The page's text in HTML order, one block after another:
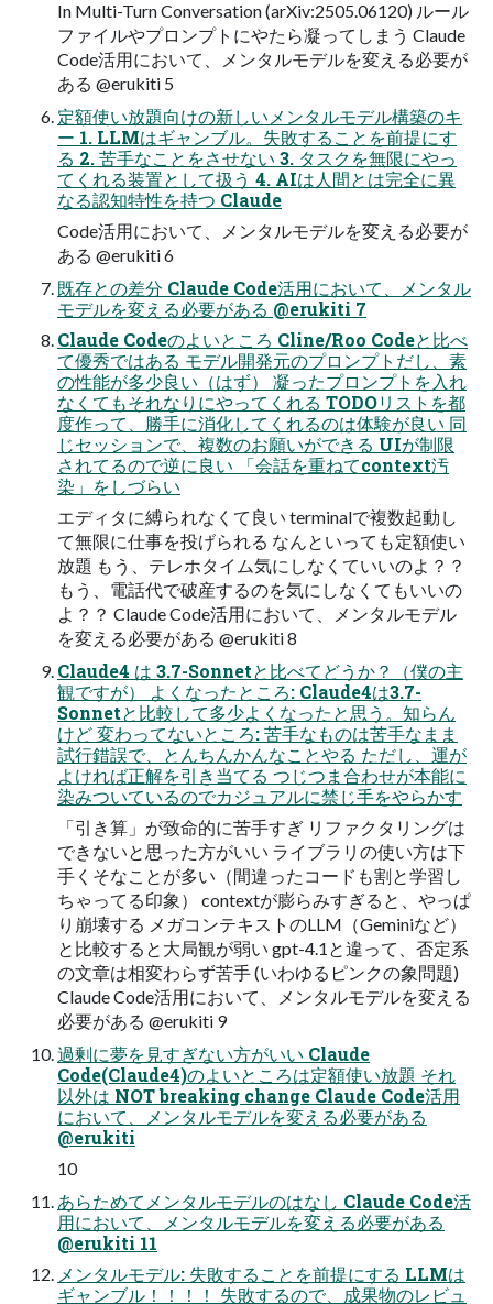
In Multi-Turn Conversation (arXiv:2505.06120) ルール
ファイルやプロンプトにやたら凝ってしまう Claude
Code活用において、メンタルモデルを変える必要が
ある @erukiti 5
定額使い放題向けの新しいメンタルモデル構築のキ
ー 1. LLMはギャンブル。失敗することを前提にす
る 2. 苦手なことをさせない 3. タスクを無限にやっ
てくれる装置として扱う 4. AIは人間とは完全に異
なる認知特性を持つ Claude
Code活用において、メンタルモデルを変える必要が
ある @erukiti 6
既存との差分 Claude Code活用において、メンタル
モデルを変える必要がある @erukiti 7
Claude Codeのよいところ Cline/Roo Codeと比べ
て優秀ではある モデル開発元のプロンプトだし、素
の性能が多少良い（はず） 凝ったプロンプトを入れ
なくてもそれなりにやってくれる TODOリストを都
度作って、勝手に消化してくれるのは体験が良い 同
じセッションで、複数のお願いができる UIが制限
されてるので逆に良い 「会話を重ねてcontext汚
染」をしづらい
エディタに縛られなくて良い terminalで複数起動し
て無限に仕事を投げられる なんといっても定額使い
放題 もう、テレホタイム気にしなくていいのよ？？
もう、電話代で破産するのを気にしなくてもいいの
よ？？ Claude Code活用において、メンタルモデル
を変える必要がある @erukiti 8
Claude4 は 3.7-Sonnetと比べてどうか？（僕の主
観ですが） よくなったところ: Claude4は3.7-
Sonnetと比較して多少よくなったと思う。知らん
けど 変わってないところ: 苦手なものは苦手なまま
試行錯誤で、とんちんかんなことやる ただし、運が
よければ正解を引き当てる つじつま合わせが本能に
染みついているのでカジュアルに禁じ手をやらかす
「引き算」が致命的に苦手すぎ リファクタリングは
できないと思った方がいい ライブラリの使い方は下
手くそなことが多い（間違ったコードも割と学習し
ちゃってる印象） contextが膨らみすぎると、やっぱ
り崩壊する メガコンテキストのLLM（Geminiなど）
と比較すると大局観が弱い gpt-4.1と違って、否定系
の文章は相変わらず苦手 (いわゆるピンクの象問題)
Claude Code活用において、メンタルモデルを変える
必要がある @erukiti 9
過剰に夢を見すぎない方がいい Claude
Code(Claude4)のよいところは定額使い放題 それ
以外は NOT breaking change Claude Code活用
において、メンタルモデルを変える必要がある
@erukiti
10
あらためてメンタルモデルのはなし Claude Code活
用において、メンタルモデルを変える必要がある
@erukiti 11
メンタルモデル: 失敗することを前提にする LLMは
ギャンブル！！！！ 失敗するので、成果物のレビュ